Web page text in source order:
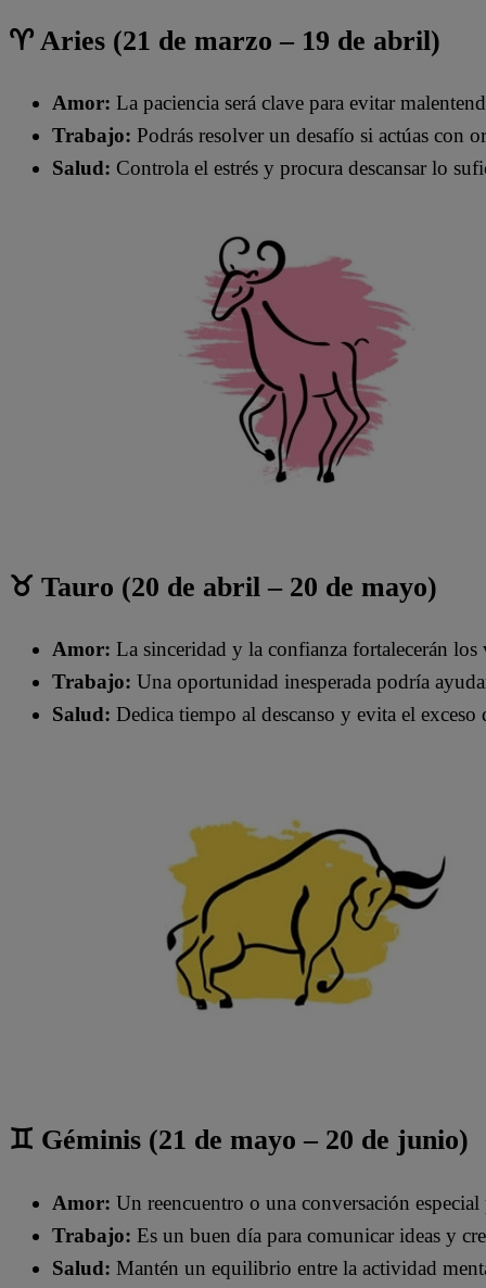
♈ Aries (21 de marzo – 19 de abril)
Amor: La paciencia será clave para evitar
Trabajo: Podrás resolver un desafío si actúas con
Salud: Controla el estrés y procura descansar lo
♉ Tauro (20 de abril – 20 de mayo)
Amor: La sinceridad y la confianza fortalecerán
Trabajo: Una oportunidad inesperada podría
Salud: Dedica tiempo al descanso y evita el exceso
♊ Géminis (21 de mayo – 20 de junio)
Amor: Un reencuentro o una conversación
Trabajo: Es un buen día para comunicar ideas y
Salud: Mantén un equilibrio entre la actividad